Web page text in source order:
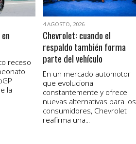
receso
la
4 AGOSTO, 2026
Chevrolet: cuando el
respaldo también forma
parte del vehículo
En un mercado automotor
que evoluciona
constantemente y ofrece
nuevas alternativas para los
consumidores, Chevrolet
reafirma una...